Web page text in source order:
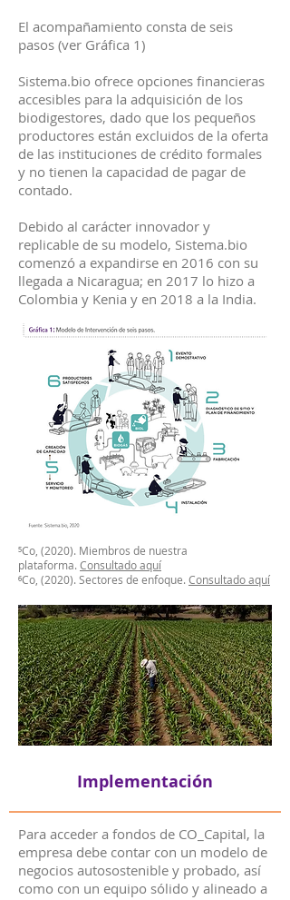
El acompañamiento consta de seis
pasos (ver Gráfica 1)
Sistema.bio ofrece opciones financieras
accesibles para la adquisición de los
biodigestores, dado que los pequeños
productores están excluidos de la oferta
de las instituciones de crédito formales
y no tienen la capacidad de pagar de
contado.
Debido al carácter innovador y
replicable de su modelo, Sistema.bio
comenzó a expandirse en 2016 con su
llegada a Nicaragua; en 2017 lo hizo a
Colombia y Kenia y en 2018 a la India.
⁵Co, (2020). Miembros de nuestra
plataforma. Consultado aquí
⁶Co, (2020). Sectores de enfoque. Consultado aquí
Implementación
Para acceder a fondos de CO_Capital, la
empresa debe contar con un modelo de
negocios autosostenible y probado, así
como con un equipo sólido y alineado a